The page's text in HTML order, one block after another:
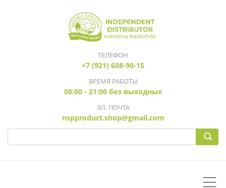
ТЕЛЕФОН
+7 (921) 608-90-15
ВРЕМЯ РАБОТЫ
08:00 - 21:00 без выходных
ЭЛ. ПОЧТА
nspproduct.shop@gmail.com